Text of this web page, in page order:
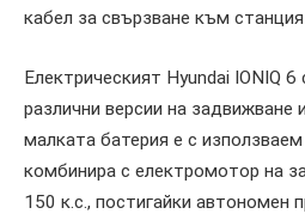
кабел за свързване към
Електрическият Hyundai IONIQ 6
различни версии на задвижване
малката батерия е с
комбинира с електромотор на
150 к.с., постигайки автономен